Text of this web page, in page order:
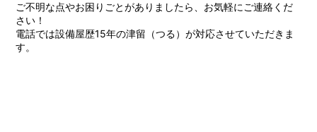
ご不明な点やお困りごとがありましたら、お気軽にご連絡くだ
さい！
電話では設備屋歴15年の津留（つる）が対応させていただきま
す。